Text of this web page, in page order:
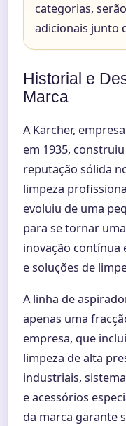
categorias,
adicionais junto
Historial e
Marca
A Kärcher,
em 1935,
reputação sólida
limpeza
evoluiu de uma
para se tornar
inovação contínua
e soluções de
A linha de
apenas uma
empresa, que
limpeza de alta
industriais,
e acessórios
da marca garante